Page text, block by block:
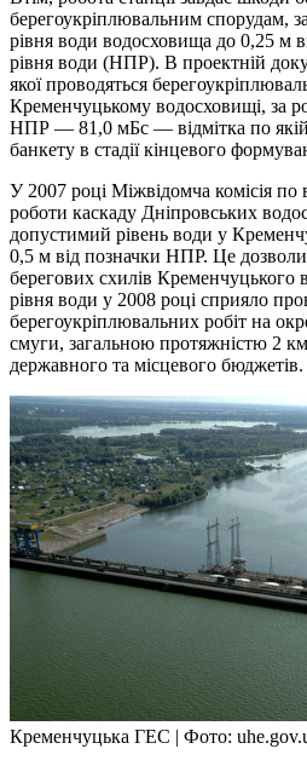
берегоукріплювальним спорудам,
рівня води водосховища до 0,25 м
рівня води (НПР). В проектній
якої проводяться
Кременчуцькому водосховищі, за
НПР — 81,0 мБс — відмітка по якій
банкету в стадії кінцевого
У 2007 році Міжвідомча комісія
роботи каскаду Дніпровських
допустимий рівень води у
0,5 м від позначки НПР. Це
берегових схилів
рівня води у 2008 році сприяло
берегоукріплювальних робіт на
смуги, загальною протяжністю 2
державного та місцевого бюджетів.
Кременчуцька ГЕС | Фото: